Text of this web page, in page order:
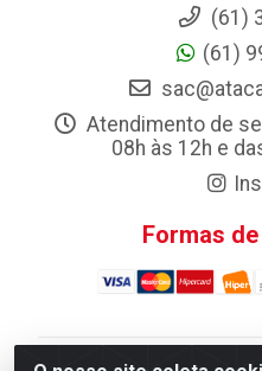
(61)
(61)
Atendimento de
08h às 12h e
Formas